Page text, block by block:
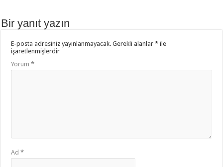
Bir yanıt yazın
E-posta adresiniz yayınlanmayacak. Gerekli alanlar* ile
işaretlenmişlerdir
Yorum*
Ad*